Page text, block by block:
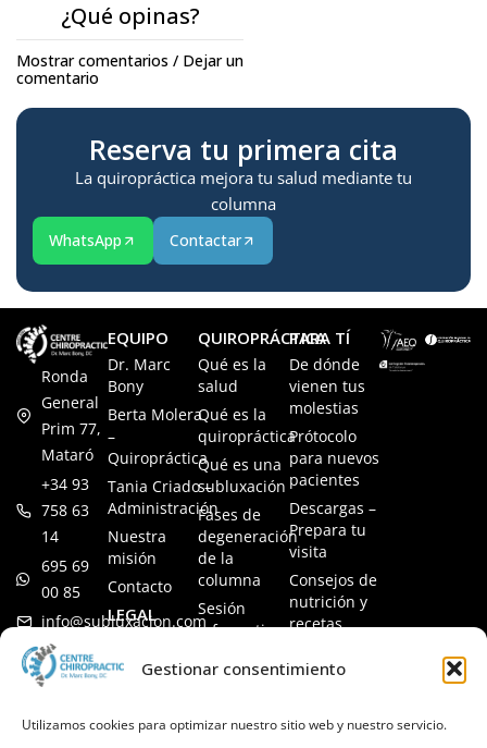
Gestionar consentimiento
Utilizamos cookies para optimizar nuestro sitio web y nuestro servicio.
¿Qué opinas?
Mostrar comentarios / Dejar un
comentario
Reserva tu primera cita
La quiropráctica mejora tu salud mediante tu
columna
WhatsApp Contactar
Ronda
General
Prim 77,
Mataró
+34 93
758 63
14
695 69
00 85
info@subluxacion.com
EQUIPO
Dr. Marc
Bony
Berta Molera
–
Quiropráctica
Tania Criado –
Administración
Nuestra
misión
Contacto
LEGAL
Política de
Política de
QUIROPRÁCTICA
Qué es la
salud
Qué es la
quiropráctica
Qué es una
subluxación
Fases de
degeneración
de la
columna
Sesión
informativa
Quiropráctica
para familias
para
PARA TÍ
De dónde
vienen tus
molestias
Prótocolo
para nuevos
pacientes
Descargas –
Prepara tu
visita
Consejos de
nutrición y
recetas
frecuentes